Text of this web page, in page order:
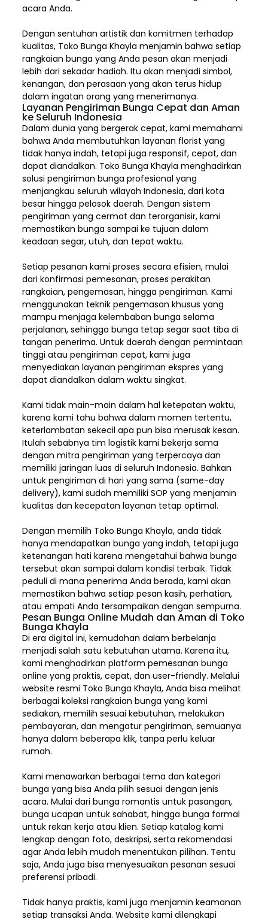
acara Anda.
Dengan sentuhan artistik dan komitmen terhadap
kualitas, Toko Bunga Khayla menjamin bahwa setiap
rangkaian bunga yang Anda pesan akan menjadi
lebih dari sekadar hadiah. Itu akan menjadi simbol,
kenangan, dan perasaan yang akan terus hidup
dalam ingatan orang yang menerimanya.
Layanan Pengiriman Bunga Cepat dan Aman
ke Seluruh Indonesia
Dalam dunia yang bergerak cepat, kami memahami
bahwa Anda membutuhkan layanan florist yang
tidak hanya indah, tetapi juga responsif, cepat, dan
dapat diandalkan. Toko Bunga Khayla menghadirkan
solusi pengiriman bunga profesional yang
menjangkau seluruh wilayah Indonesia,dari kota
besar hingga pelosok daerah. Dengan sistem
pengiriman yang cermat dan terorganisir, kami
memastikan bunga sampai ke tujuan dalam
keadaan segar, utuh, dan tepat waktu.
Setiap pesanan kami proses secara efisien, mulai
dari konfirmasi pemesanan, proses perakitan
rangkaian, pengemasan, hingga pengiriman. Kami
menggunakan teknik pengemasan khusus yang
mampu menjaga kelembaban bunga selama
perjalanan, sehingga bunga tetap segar saat tiba di
tangan penerima. Untuk daerah dengan permintaan
tinggi atau pengiriman cepat, kami juga
menyediakan layanan pengiriman ekspres yang
dapat diandalkan dalam waktu singkat.
Kami tidak main-main dalam hal ketepatan waktu,
karena kami tahu bahwa dalam momen tertentu,
keterlambatan sekecil apa pun bisa merusak kesan.
Itulah sebabnya tim logistik kami bekerja sama
dengan mitra pengiriman yang terpercaya dan
memiliki jaringan luas di seluruh Indonesia. Bahkan
untuk pengiriman di hari yang sama (same-day
delivery), kami sudah memiliki SOP yang menjamin
kualitas dan kecepatan layanan tetap optimal.
Dengan memilih Toko Bunga Khayla, anda tidak
hanya mendapatkan bunga yang indah, tetapi juga
ketenangan hati karena mengetahui bahwa bunga
tersebut akan sampai dalam kondisi terbaik. Tidak
peduli di mana penerima Anda berada, kami akan
memastikan bahwa setiap pesan kasih, perhatian,
atau empati Anda tersampaikan dengan sempurna.
Pesan Bunga Online Mudah dan Aman di Toko
Bunga Khayla
Di era digital ini, kemudahan dalam berbelanja
menjadi salah satu kebutuhan utama. Karena itu,
kami menghadirkan platform pemesanan bunga
online yang praktis, cepat, dan user-friendly. Melalui
website resmi Toko Bunga Khayla, Anda bisa melihat
berbagai koleksi rangkaian bunga yang kami
sediakan, memilih sesuai kebutuhan, melakukan
pembayaran, dan mengatur pengiriman,semuanya
hanya dalam beberapa klik, tanpa perlu keluar
rumah.
Kami menawarkan berbagai tema dan kategori
bunga yang bisa Anda pilih sesuai dengan jenis
acara. Mulai dari bunga romantis untuk pasangan,
bunga ucapan untuk sahabat, hingga bunga formal
untuk rekan kerja atau klien. Setiap katalog kami
lengkap dengan foto, deskripsi, serta rekomendasi
agar Anda lebih mudah menentukan pilihan. Tentu
saja, Anda juga bisa menyesuaikan pesanan sesuai
preferensi pribadi.
Tidak hanya praktis, kami juga menjamin keamanan
setiap transaksi Anda. Website kami dilengkapi